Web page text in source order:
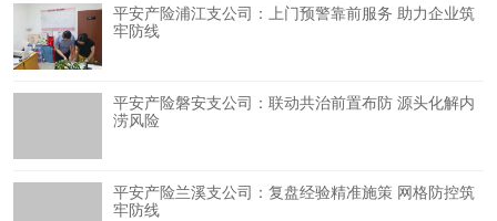
平安产险浦江支公司：上门预警靠前服务 助力企业筑
牢防线
平安产险磐安支公司：联动共治前置布防 源头化解内
涝风险
平安产险兰溪支公司：复盘经验精准施策 网格防控筑
牢防线